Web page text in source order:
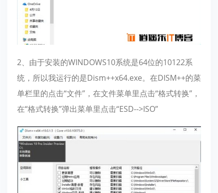
2、由于安装的WINDOWS10系统是64位的10122系
统，所以我运行的是Dism++x64.exe。在DISM++的菜
单栏里的点击“文件”，在文件菜单里点击“格式转换”，
在“格式转换”弹出菜单里点击“ESD-->ISO”